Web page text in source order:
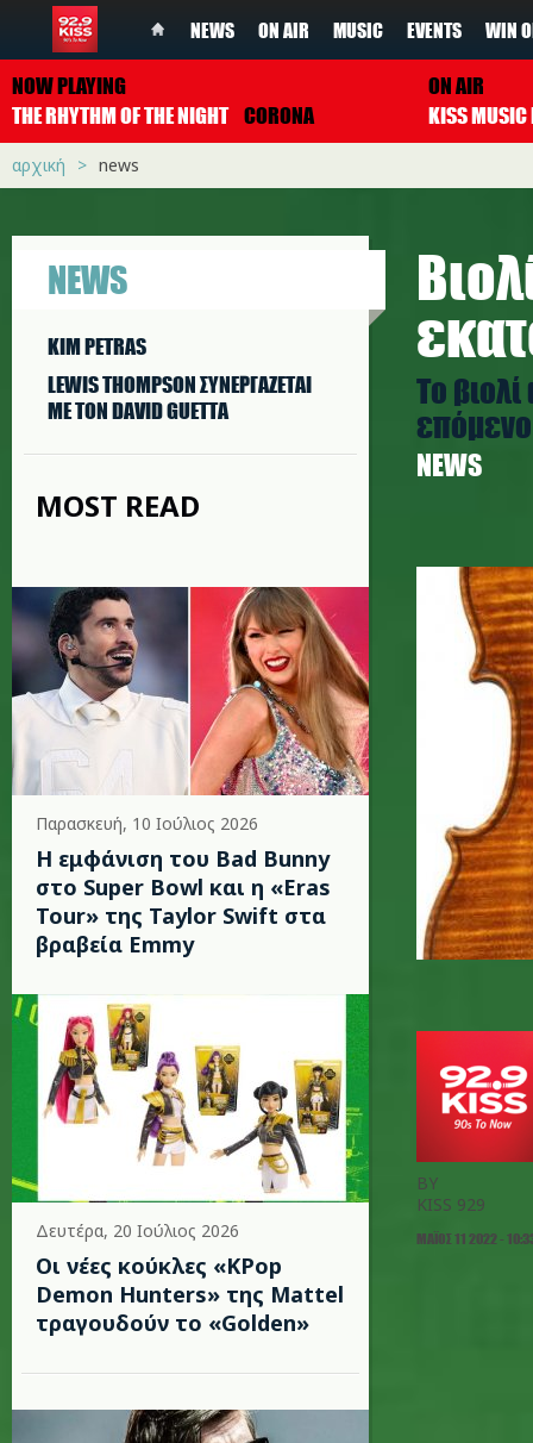
NEWS ON AIR MUSIC EVENTS WIN
NOW PLAYING
THE RHYTHM OF THE NIGHT CORONA
ON AIR
αρχική news
NEWS
KIM PETRAS
LEWIS THOMPSON ΣΥΝΕΡΓAΖΕΤΑΙ
ΜΕ ΤΟΝ DAVID GUETTA
MOST READ
Παρασκευή, 10 Ιούλιος 2026
Η εμφάνιση του Bad Bunny
στο Super Bowl και η «Eras
Tour» της Taylor Swift στα
βραβεία Emmy
Δευτέρα, 20 Ιούλιος 2026
Οι νέες κούκλες «KPop
Demon Hunters» της Mattel
τραγουδούν το «Golden»
Το
NEWS
violin-
BY
KISS 929
ΜΆΙΟΣ 11 2022 -